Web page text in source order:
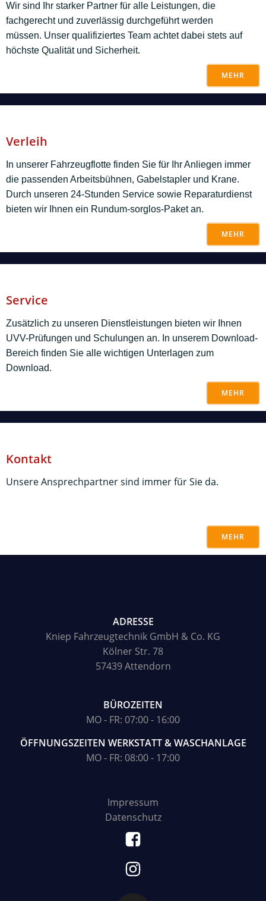
Wir sind Ihr starker Partner für alle Leistungen, die
fachgerecht und zuverlässig durchgeführt werden
müssen. Unser qualifiziertes Team achtet dabei stets auf
höchste Qualität und Sicherheit.
MEHR
Verleih
In unserer Fahrzeugflotte finden Sie für Ihr Anliegen immer
die passenden Arbeitsbühnen, Gabelstapler und Krane.
Durch unseren 24-Stunden Service sowie Reparaturdienst
bieten wir Ihnen ein Rundum-sorglos-Paket an.
MEHR
Service
Zusätzlich zu unseren Dienstleistungen bieten wir Ihnen
UVV-Prüfungen und Schulungen an. In unserem Download-
Bereich finden Sie alle wichtigen Unterlagen zum
Download.
MEHR
Kontakt
Unsere Ansprechpartner sind immer für Sie da.
MEHR
ADRESSE
Kniep Fahrzeugtechnik GmbH & Co. KG
Kölner Str. 78
57439 Attendorn
BÜROZEITEN
MO - FR: 07:00 - 16:00
ÖFFNUNGSZEITEN WERKSTATT & WASCHANLAGE
MO - FR: 08:00 - 17:00
Impressum
Datenschutz